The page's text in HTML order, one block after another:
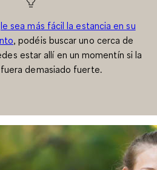
le sea más fácil la estancia en su
, podéis buscar uno cerca de
estar allí en un momentín si la
demasiado fuerte.